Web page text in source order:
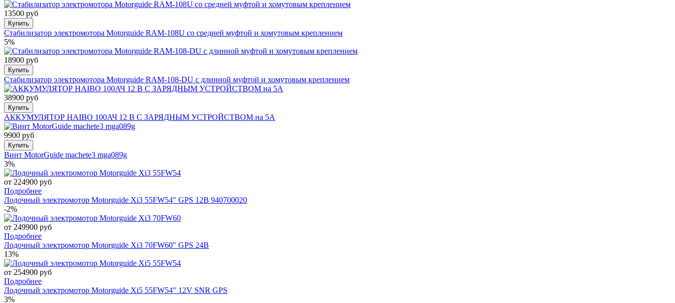
13500 руб
Купить
Cтабилизатор электромотора Motorguide RAM-108U со средней муфтой и хомутовым креплением
5%
18900 руб
Купить
Cтабилизатор электромотора Motorguide RAM-108-DU с длинной муфтой и хомутовым креплением
38900 руб
Купить
АККУМУЛЯТОР HAIBO 100АЧ 12 В С ЗАРЯДНЫМ УСТРОЙСТВОМ на 5А
9900 руб
Купить
Винт MotorGuide machete3 mga089g
3%
от 224900 руб
Подробнее
Лодочный электромотор Motorguide Xi3 55FW54" GPS 12В 940700020
-2%
от 249900 руб
Подробнее
Лодочный электромотор Motorguide Xi3 70FW60" GPS 24В
13%
от 254900 руб
Подробнее
Лодочный электромотор Motorguide Xi5 55FW54" 12V SNR GPS
3%